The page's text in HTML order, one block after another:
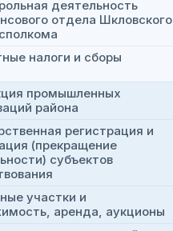
деятельность
отдела Шкловского
налоги и сборы
промышленных
района
регистрация и
(прекращение
субъектов
участки и
аренда, аукционы